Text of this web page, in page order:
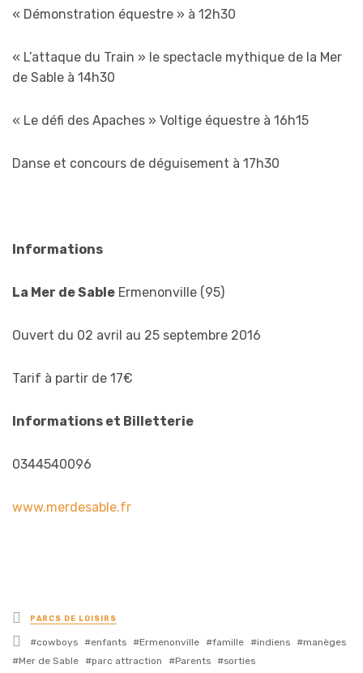
« Démonstration équestre » à 12h30
« L’attaque du Train » le spectacle mythique de la Mer
de Sable à 14h30
« Le défi des Apaches » Voltige équestre à 16h15
Danse et concours de déguisement à 17h30
Informations
La Mer de Sable Ermenonville (95)
Ouvert du 02 avril au 25 septembre 2016
Tarif à partir de 17€
Informations et Billetterie
0344540096
www.merdesable.fr
Posted
in
PARCS DE LOISIRS
Tagged
with
cowboys enfants Ermenonville famille indiens
manèges
Mer de Sable
parc attraction Parents sorties